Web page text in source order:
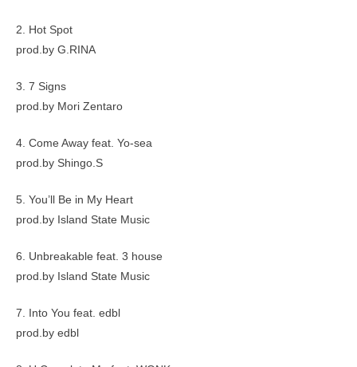
2. Hot Spot
prod.by G.RINA
3. 7 Signs
prod.by Mori Zentaro
4. Come Away feat. Yo-sea
prod.by Shingo.S
5. You’ll Be in My Heart
prod.by Island State Music
6. Unbreakable feat. 3 house
prod.by Island State Music
7. Into You feat. edbl
prod.by edbl